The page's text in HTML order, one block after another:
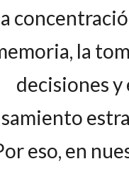
la
decisiones y
eso, en